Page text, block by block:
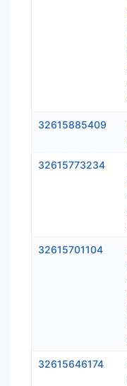
32615885409
32615773234
32615701104
32615646174